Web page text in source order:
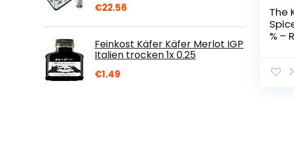
€22.56
Feinkost Käfer Käfer Merlot IGP
Italien trocken 1x 0.25
€1.49
The
% –